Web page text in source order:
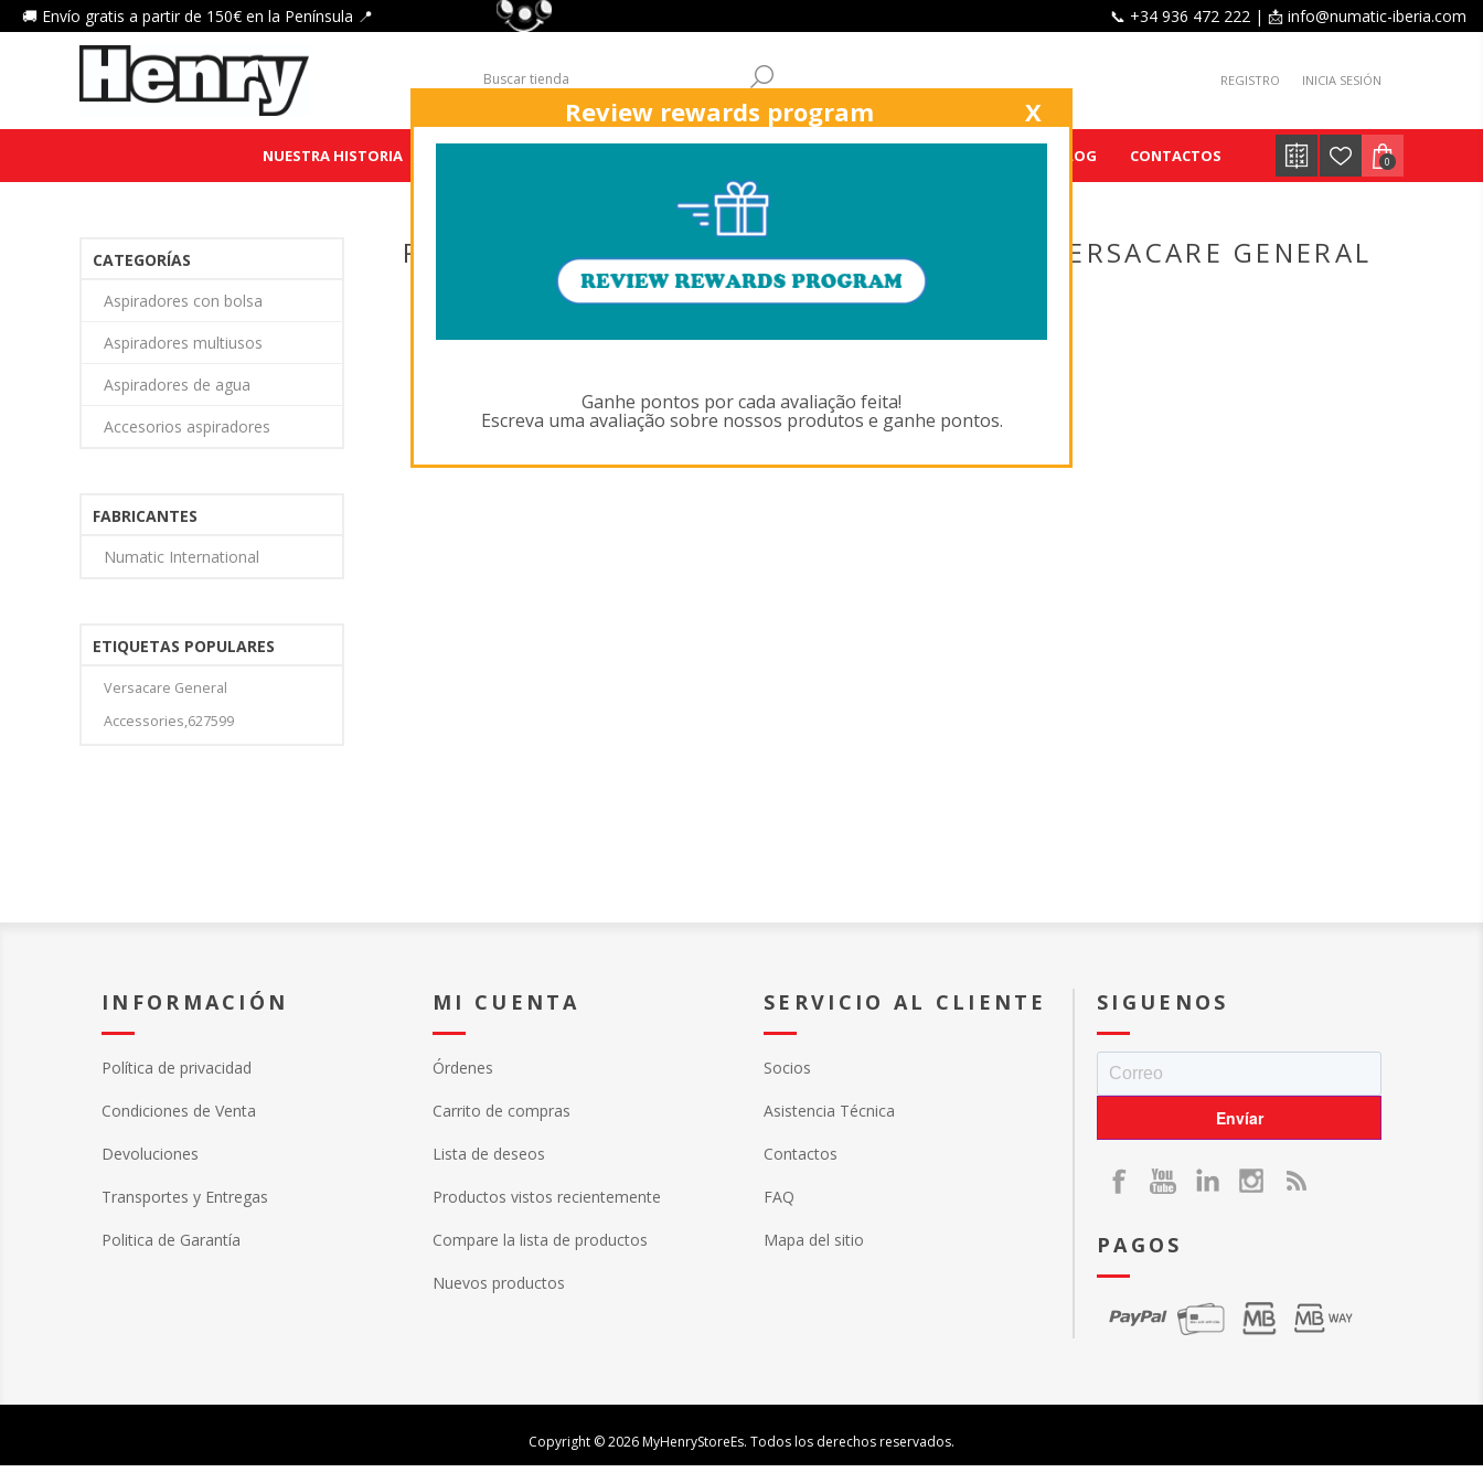
🚚 Envío gratis a partir de 150€ en la Península 📍 📞 +34 936 472 222 | 📩 info@numatic-iberia.com
REGISTRO INICIA SESIÓN
NUESTRA HISTORIA BLOG CONTACTOS 0
PRODUCTOS ETIQUETADOS CON ' 905243,VERSACARE GENERAL
ACCESSORIES '
CATEGORÍAS
Aspiradores con bolsa
Aspiradores multiusos
Aspiradores de agua
Accesorios aspiradores
FABRICANTES
Numatic International
ETIQUETAS POPULARES
Versacare General
Accessories,627599
INFORMACIÓN
Política de privacidad
Condiciones de Venta
Devoluciones
Transportes y Entregas
Politica de Garantía
MI CUENTA
Órdenes
Carrito de compras
Lista de deseos
Productos vistos recientemente
Compare la lista de productos
Nuevos productos
SERVICIO AL CLIENTE
Socios
Asistencia Técnica
Contactos
FAQ
Mapa del sitio
SIGUENOS
PAGOS
Copyright © 2026 MyHenryStoreEs. Todos los derechos reservados.
Review rewards program X
Ganhe pontos por cada avaliação feita!
Escreva uma avaliação sobre nossos produtos e ganhe pontos.